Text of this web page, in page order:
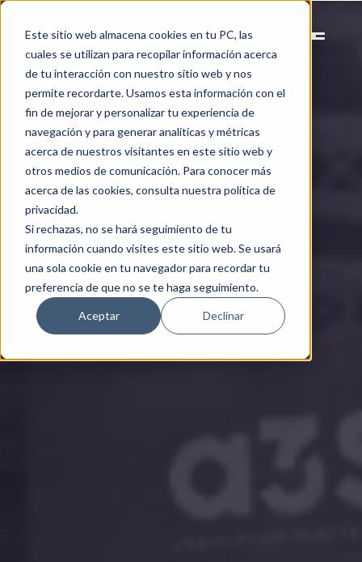
Este sitio web almacena cookies en tu PC, las
cuales se utilizan para recopilar información acerca
de tu interacción con nuestro sitio web y nos
permite recordarte. Usamos esta información con el
fin de mejorar y personalizar tu experiencia de
navegación y para generar analíticas y métricas
acerca de nuestros visitantes en este sitio web y
otros medios de comunicación. Para conocer más
acerca de las cookies, consulta nuestra política de
privacidad.
Si rechazas, no se hará seguimiento de tu
información cuando visites este sitio web. Se usará
una sola cookie en tu navegador para recordar tu
preferencia de que no se te haga seguimiento.
Aceptar Declinar